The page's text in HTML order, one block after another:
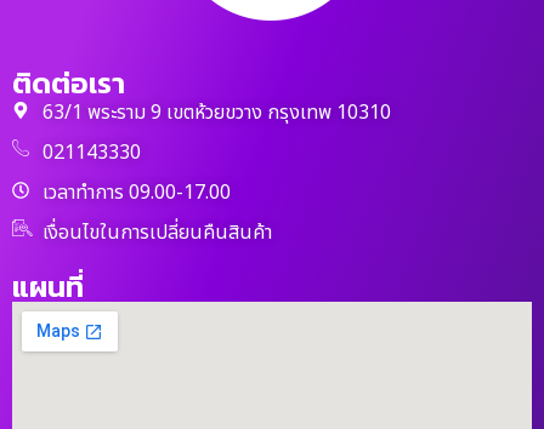
ติดต่อเรา
63/1 พระราม 9 เขตห้วยขวาง กรุงเทพ 10310
021143330
เวลาทำการ 09.00-17.00
เงื่อนไขในการเปลี่ยนคืนสินค้า
แผนที่